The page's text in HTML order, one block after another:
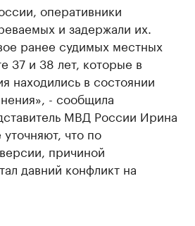
оперативники
и задержали их.
ранее судимых местных
37 и 38 лет, которые в
находились в состоянии
- сообщила
МВД России Ирина
что по
причиной
давний конфликт на